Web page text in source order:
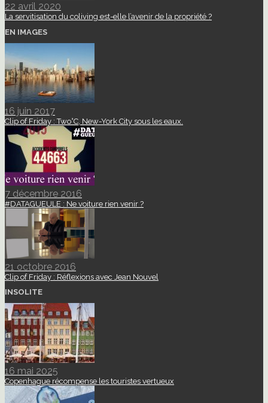
22 avril 2020
La servitisation du coliving est-elle l’avenir de la propriété ?
EN IMAGES
16 juin 2017
Clip of Friday : Two°C, New-York City sous les eaux.
7 décembre 2016
#DATAGUEULE : Ne voiture rien venir ?
21 octobre 2016
Clip of Friday : Réflexions avec Jean Nouvel
INSOLITE
16 mai 2025
Copenhague récompense les touristes vertueux